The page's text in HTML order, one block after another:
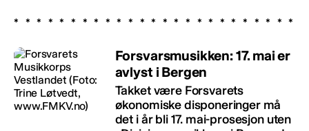
Forsvarsmusikken: 17. mai er
avlyst i Bergen
Takket være Forsvarets
økonomiske disponeringer må
det i år bli 17. mai-prosesjon uten